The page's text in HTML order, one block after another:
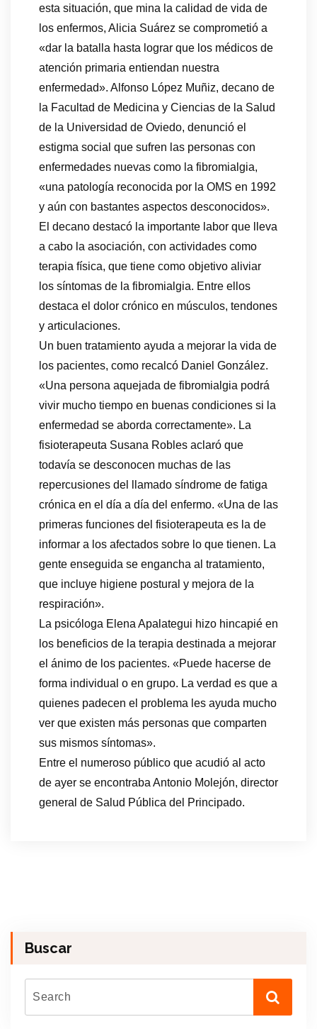
esta situación, que mina la calidad de vida de
los enfermos, Alicia Suárez se comprometió a
«dar la batalla hasta lograr que los médicos de
atención primaria entiendan nuestra
enfermedad». Alfonso López Muñiz, decano de
la Facultad de Medicina y Ciencias de la Salud
de la Universidad de Oviedo, denunció el
estigma social que sufren las personas con
enfermedades nuevas como la fibromialgia,
«una patología reconocida por la OMS en 1992
y aún con bastantes aspectos desconocidos».
El decano destacó la importante labor que lleva
a cabo la asociación, con actividades como
terapia física, que tiene como objetivo aliviar
los síntomas de la fibromialgia. Entre ellos
destaca el dolor crónico en músculos, tendones
y articulaciones.
Un buen tratamiento ayuda a mejorar la vida de
los pacientes, como recalcó Daniel González.
«Una persona aquejada de fibromialgia podrá
vivir mucho tiempo en buenas condiciones si la
enfermedad se aborda correctamente». La
fisioterapeuta Susana Robles aclaró que
todavía se desconocen muchas de las
repercusiones del llamado síndrome de fatiga
crónica en el día a día del enfermo. «Una de las
primeras funciones del fisioterapeuta es la de
informar a los afectados sobre lo que tienen. La
gente enseguida se engancha al tratamiento,
que incluye higiene postural y mejora de la
respiración».
La psicóloga Elena Apalategui hizo hincapié en
los beneficios de la terapia destinada a mejorar
el ánimo de los pacientes. «Puede hacerse de
forma individual o en grupo. La verdad es que a
quienes padecen el problema les ayuda mucho
ver que existen más personas que comparten
sus mismos síntomas».
Entre el numeroso público que acudió al acto
de ayer se encontraba Antonio Molejón, director
general de Salud Pública del Principado.
Buscar